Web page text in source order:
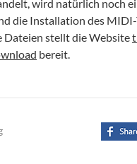
wird natürlich noch
die Installation des
Dateien stellt die Website
bereit.